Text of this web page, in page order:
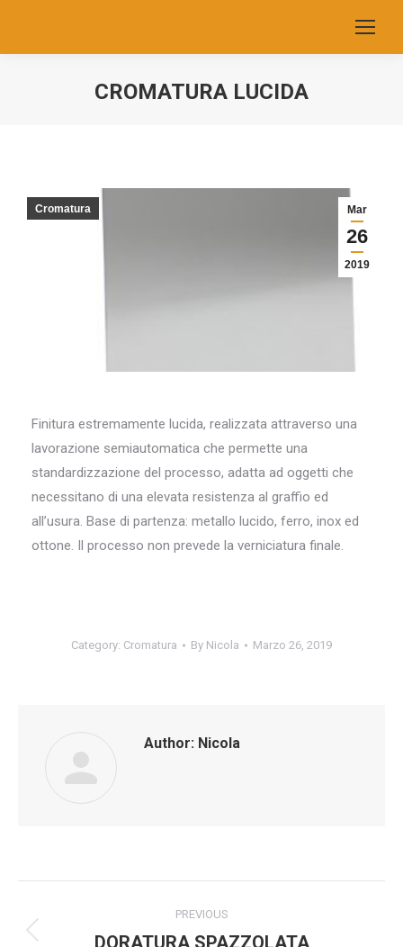
CROMATURA LUCIDA
Mar
26
2019
Cromatura
Finitura estremamente lucida, realizzata attraverso una
lavorazione semiautomatica che permette una
standardizzazione del processo, adatta ad oggetti che
necessitano di una elevata resistenza al graffio ed
all’usura. Base di partenza: metallo lucido, ferro, inox ed
ottone. Il processo non prevede la verniciatura finale.
Category: Cromatura By Nicola Marzo 26, 2019
Author: Nicola
navigation
PREVIOUS
Previous
DORATURA SPAZZOLATA